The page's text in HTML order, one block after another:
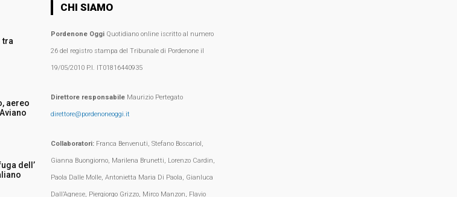
tra
aereo
dell’
CHI SIAMO
Pordenone OggiQuotidiano online iscritto al numero
26 del registro stampa del Tribunale di Pordenone il
19/05/2010 P.I. IT01816440935
Direttore responsabileMaurizio Pertegato
direttore@pordenoneoggi.it
Collaboratori:Franca Benvenuti, Stefano Boscariol,
Gianna Buongiorno, Marilena Brunetti, Lorenzo Cardin,
Paola Dalle Molle, Antonietta Maria Di Paola, Gianluca
Dall’Agnese, Piergiorgo Grizzo, Mirco Manzon, Flavio